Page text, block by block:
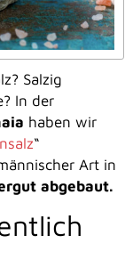
Salzig
In der
haben wir
“
Art in
abgebaut.